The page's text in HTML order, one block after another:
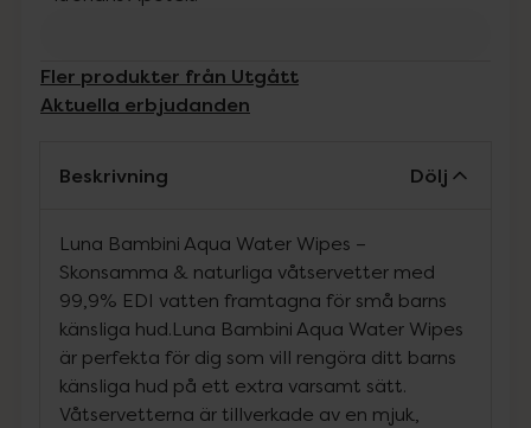
Fler produkter från Utgått
Aktuella erbjudanden
Beskrivning Dölj
Luna Bambini Aqua Water Wipes –
Skonsamma & naturliga våtservetter med
99,9% EDI vatten framtagna för små barns
känsliga hud.Luna Bambini Aqua Water Wipes
är perfekta för dig som vill rengöra ditt barns
känsliga hud på ett extra varsamt sätt.
Våtservetterna är tillverkade av en mjuk,